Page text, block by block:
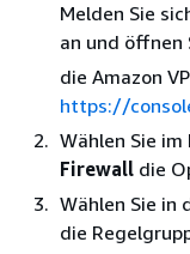
Melden Sie
an und öffnen
die Amazon
https://
Wählen Sie
Firewall die
Wählen Sie in
die